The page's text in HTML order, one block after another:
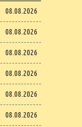
08.08.2026
08.08.2026
08.08.2026
08.08.2026
08.08.2026
08.08.2026